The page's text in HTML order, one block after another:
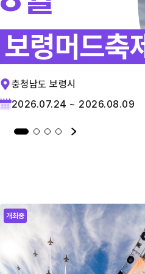
보령머드축
충청남도 보령시
2026.07.24 ~ 2026.08.09
개최중